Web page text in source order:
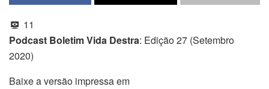
11
Podcast Boletim Vida Destra: Edição 27 (Setembro
2020)
Baixe a versão impressa em